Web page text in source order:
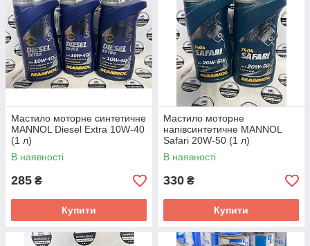
Мастило моторне синтетичне
MANNOL Diesel Extra 10W-40
(1 л)
В наявності
285 ₴
Купити
Мастило моторне
напівсинтетичне MANNOL
Safari 20W-50 (1 л)
В наявності
330 ₴
Купити